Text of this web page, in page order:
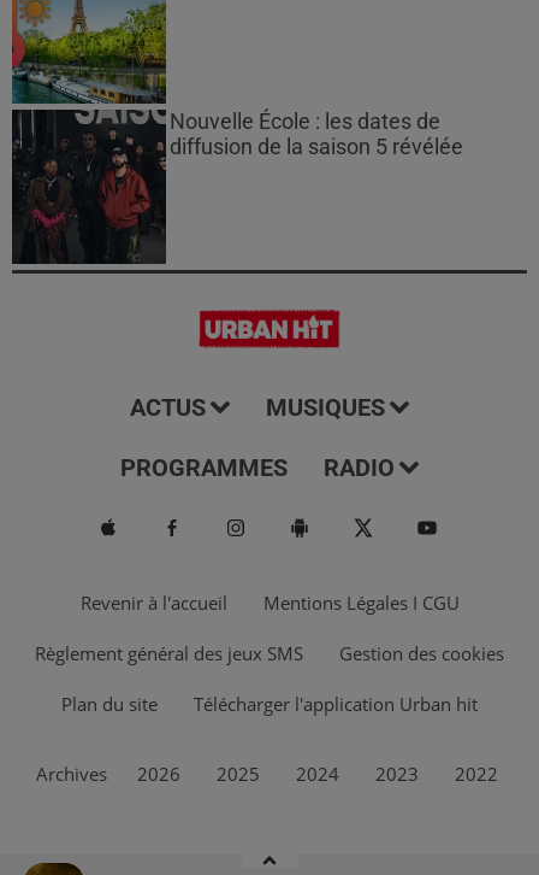
Nouvelle École : les dates de
diffusion de la saison 5 révélée
ACTUS MUSIQUES
PROGRAMMES RADIO
Revenir à l'accueil Mentions Légales I CGU
Règlement général des jeux SMS Gestion des cookies
Plan du site Télécharger l'application Urban hit
Archives 2026 2025 2024 2023 2022